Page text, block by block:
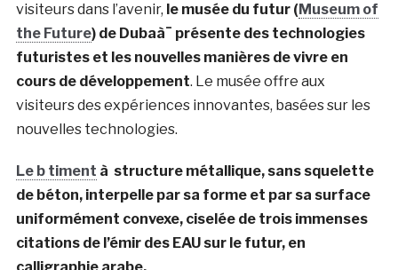
visiteurs dans l’avenir, le musée du futur (Museum of
the Future) de Dubaà¯ présente des technologies
futuristes et les nouvelles manières de vivre en
cours de développement. Le musée offre aux
visiteurs des expériences innovantes, basées sur les
nouvelles technologies.
Le b timent à structure métallique, sans squelette
de béton, interpelle par sa forme et par sa surface
uniformément convexe, ciselée de trois immenses
citations de l’émir des EAU sur le futur, en